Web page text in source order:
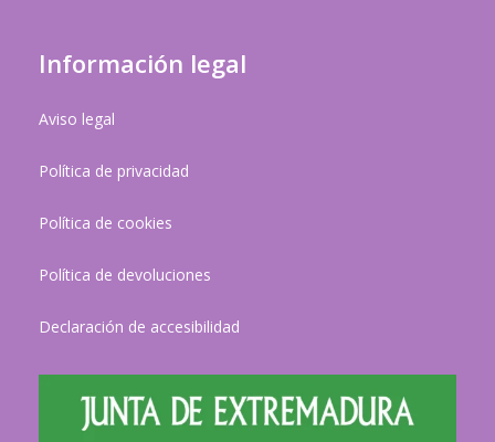
Información legal
Aviso legal
Política de privacidad
Política de cookies
Política de devoluciones
Declaración de accesibilidad